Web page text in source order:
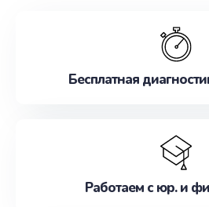
Бесплатная
Работаем с юр. и